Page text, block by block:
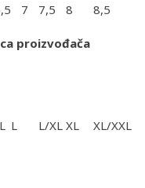
7 7,5 8 8,5
proizvođača
L L/XL XL XL/XXL